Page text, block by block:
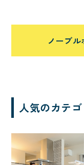
ノーブ
人気のカテ
大屋根
入母屋
アイランドキ
自転車
ホテルライク